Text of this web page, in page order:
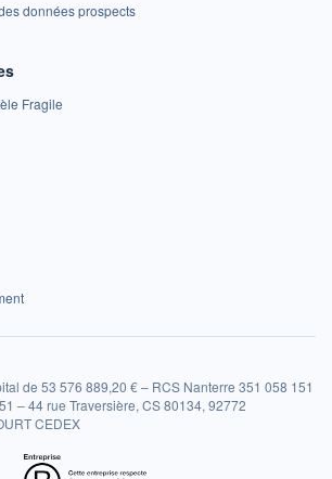
données prospects
Fragile
de 53 576 889,20 € – RCS Nanterre 351 058 151
– 44 rue Traversière, CS 80134, 92772
CEDEX